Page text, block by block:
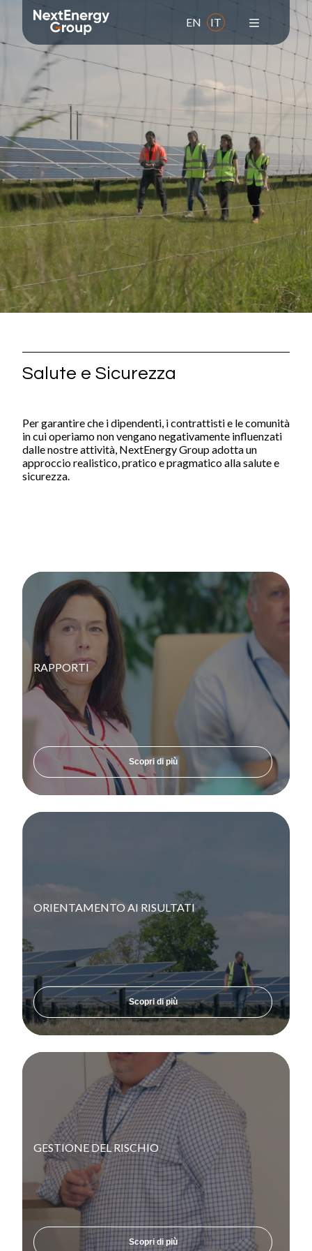
Il Gruppo
Chi siamo
Missione
Valori
Leadership team
Responsabilità sociale d'impresa
Premi e adesioni
Starlight
NextEnergy Capital
NextEnergy Foundation
Strategia d'Investimento
Sostenibilità e ESG
Impegni
Impatto
Aree di intervento
Filiera di approvvigionamento
Salute e sicurezza
Report e pubblicazioni
Documenti e report ESG
Le nostre idee
Smart working
Ambiente internazionale
Diversità, equità e inclusione
Offerte di Lavoro
Processo di selezione
Early Careers
Notizie e media
Cosa c'è di nuovo
Galleria multimediale
Contatti
Le nostre sedi
Contattaci
EN IT
Salute e Sicurezza
Per garantire che i dipendenti, i contrattisti e le comunità
in cui operiamo non vengano negativamente influenzati
dalle nostre attività, NextEnergy Group adotta un
approccio realistico, pratico e pragmatico alla salute e
sicurezza.
RAPPORTI
Scopri di più
ORIENTAMENTO AI RISULTATI
Scopri di più
GESTIONE DEL RISCHIO
Scopri di più